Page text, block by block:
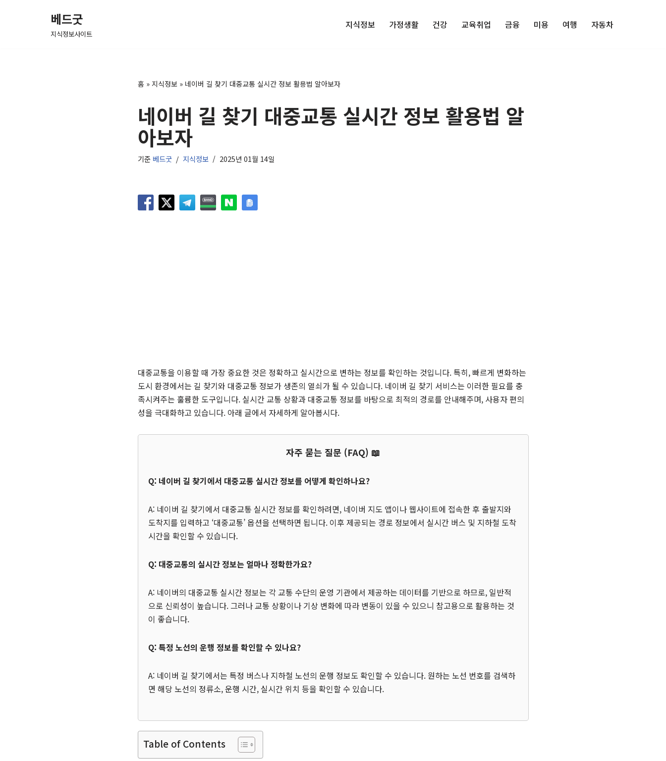
베드굿
지식정보사이트
지식정보 가정생활 건강 교육취업 금융 미용 여행 자동차
홈 » 지식정보» 네이버 길 찾기 대중교통 실시간 정보 활용법 알아보자
네이버 길 찾기 대중교통 실시간 정보 활용법 알
아보자
기준 베드굿 지식정보 2025년 01월 14일
대중교통을 이용할 때 가장 중요한 것은 정확하고 실시간으로 변하는 정보를 확인하는 것입니다. 특히, 빠르게 변화하는
도시 환경에서는 길 찾기와 대중교통 정보가 생존의 열쇠가 될 수 있습니다. 네이버 길 찾기 서비스는 이러한 필요를 충
족시켜주는 훌륭한 도구입니다. 실시간 교통 상황과 대중교통 정보를 바탕으로 최적의 경로를 안내해주며, 사용자 편의
성을 극대화하고 있습니다. 아래 글에서 자세하게 알아봅시다.
자주 묻는 질문 (FAQ) 📖
Q: 네이버 길 찾기에서 대중교통 실시간 정보를 어떻게 확인하나요?
A: 네이버 길 찾기에서 대중교통 실시간 정보를 확인하려면, 네이버 지도 앱이나 웹사이트에 접속한 후 출발지와
도착지를 입력하고 ‘대중교통’ 옵션을 선택하면 됩니다. 이후 제공되는 경로 정보에서 실시간 버스 및 지하철 도착
시간을 확인할 수 있습니다.
Q: 대중교통의 실시간 정보는 얼마나 정확한가요?
A: 네이버의 대중교통 실시간 정보는 각 교통 수단의 운영 기관에서 제공하는 데이터를 기반으로 하므로, 일반적
으로 신뢰성이 높습니다. 그러나 교통 상황이나 기상 변화에 따라 변동이 있을 수 있으니 참고용으로 활용하는 것
이 좋습니다.
Q: 특정 노선의 운행 정보를 확인할 수 있나요?
A: 네이버 길 찾기에서는 특정 버스나 지하철 노선의 운행 정보도 확인할 수 있습니다. 원하는 노선 번호를 검색하
면 해당 노선의 정류소, 운행 시간, 실시간 위치 등을 확인할 수 있습니다.
Table of Contents